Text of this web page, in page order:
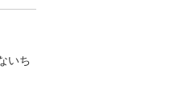
いち